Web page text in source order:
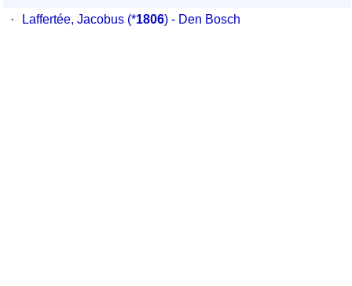
·
Laffertée, Jacobus (*1806) - Den Bosch